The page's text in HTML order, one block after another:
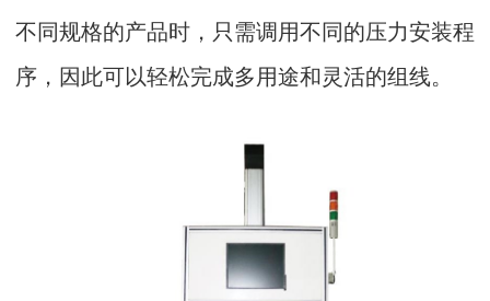
不同规格的产品时，只需调用不同的压力安装程
序，因此可以轻松完成多用途和灵活的组线。